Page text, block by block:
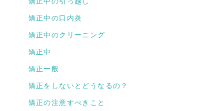
矯正中の口内炎
矯正中のクリーニング
矯正中
矯正一般
矯正をしないとどうなるの？
矯正の注意すべきこと